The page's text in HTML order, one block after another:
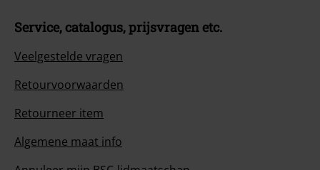
Service, catalogus, prijsvragen etc.
Veelgestelde vragen
Retourvoorwaarden
Retourneer item
Algemene maat info